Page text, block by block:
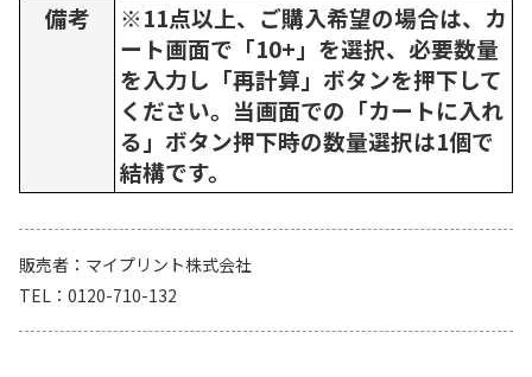
備考
※11点以上、ご購入希望の場合は、カ
ート画面で「10+」を選択、必要数量
を入力し「再計算」ボタンを押下して
ください。当画面での「カートに入れ
る」ボタン押下時の数量選択は1個で
結構です。
販売者
マイプリント株式会社
TEL
0120-710-132